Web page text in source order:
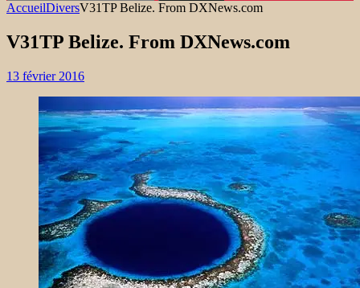
AccueilDiversV31TP Belize. From DXNews.com
V31TP Belize. From DXNews.com
13 février 2016